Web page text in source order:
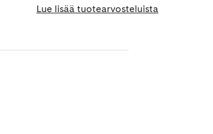
Lue lisää tuotearvosteluista